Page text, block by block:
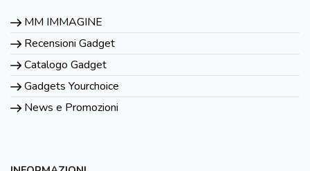
MM IMMAGINE
Recensioni Gadget
Catalogo Gadget
Gadgets Yourchoice
News e Promozioni